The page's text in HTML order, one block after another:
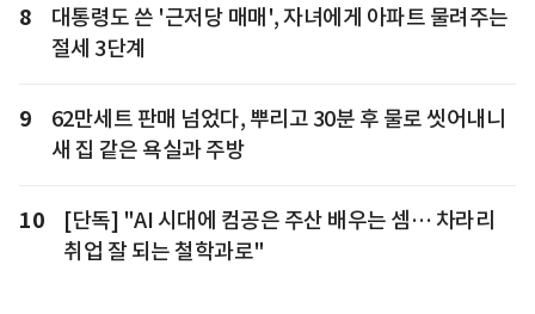
8
대통령도 쓴 '근저당 매매', 자녀에게 아파트 물려주는
절세 3단계
9
62만세트 판매 넘었다, 뿌리고 30분 후 물로 씻어내니
새 집 같은 욕실과 주방
10
[단독] "AI 시대에 컴공은 주산 배우는 셈… 차라리
취업 잘 되는 철학과로"